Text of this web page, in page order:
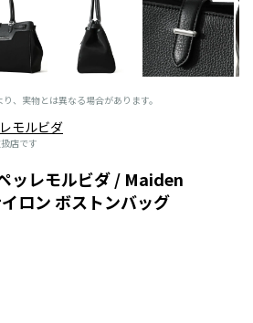
、実物とは異なる場合があります。
モルビダ
店です
ッレモルビダ / Maiden
ロン ボストンバッグ